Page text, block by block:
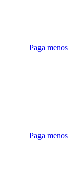
Paga menos
Paga menos